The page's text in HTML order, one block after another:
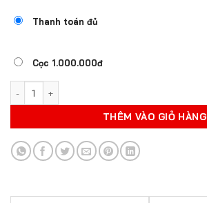
Thanh toán đủ
Cọc 1.000.000đ
THÊM VÀO GIỎ HÀNG